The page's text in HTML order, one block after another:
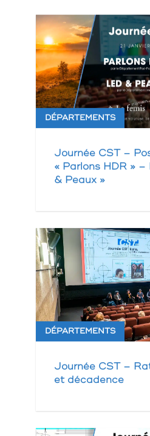
DÉPARTEMENTS
Journée CST –
« Parlons HDR » –
& Peaux »
DÉPARTEMENTS
Journée CST –
et décadence